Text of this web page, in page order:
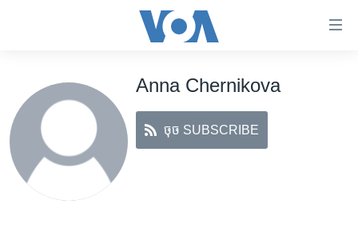
ទាក់ទង
រំលង​
និង​
ចូល​
ទៅ​​
អន្តរជាតិ
អាមេរិក
ចិន
ហេឡូវីអូអេ
Anna Chernikova
ចុច SUBSCRIBE